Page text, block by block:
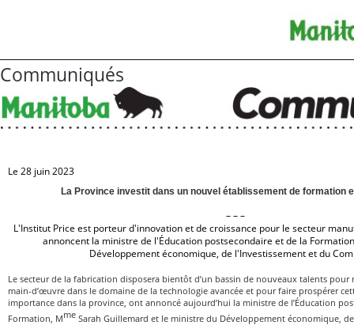
Communiqués
Le 28 juin 2023
La Province investit dans un nouvel établissement de formation
– – –
L'Institut Price est porteur d'innovation et de croissance pour le secteur
annoncent la ministre de l'Éducation postsecondaire et de la
Développement économique, de l'Investissement et du
Le secteur de la fabrication disposera bientôt d’un bassin de nouveaux talents pour
main-d’œuvre dans le domaine de la technologie avancée et pour faire prospérer
importance dans la province, ont annoncé aujourd’hui la ministre de l’Éducation
Formation, Mme Sarah Guillemard et le ministre du Développement économique,